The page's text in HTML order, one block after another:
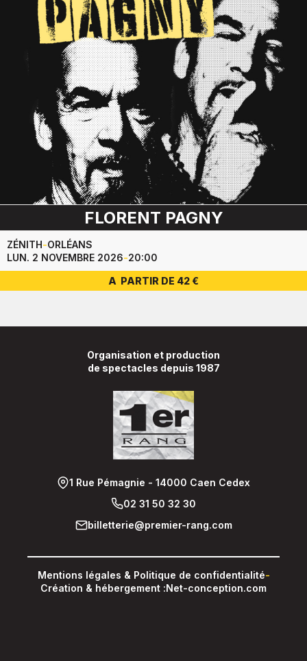
FLORENT PAGNY
ZÉNITH-ORLÉANS
LUN. 2 NOVEMBRE 2026-20:00
A PARTIR DE 42 €
Organisation et production
de spectacles depuis 1987
1 Rue Pémagnie - 14000 Caen Cedex
02 31 50 32 30
billetterie@premier-rang.com
Mentions légales & Politique de confidentialité-
Création & hébergement :Net-conception.com